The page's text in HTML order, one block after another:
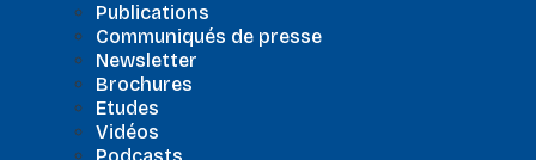
Publications
Communiqués de presse
Newsletter
Brochures
Etudes
Vidéos